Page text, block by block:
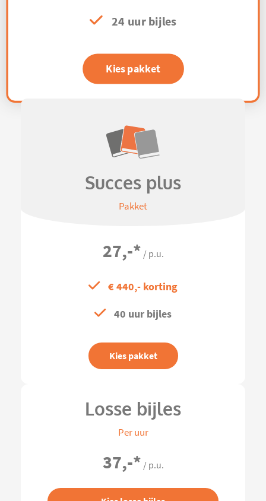
24 uur bijles
Kies pakket
Succes plus
Pakket
27,-* / p.u.
€ 440,- korting
40 uur bijles
Kies pakket
Losse bijles
Per uur
37,-* / p.u.